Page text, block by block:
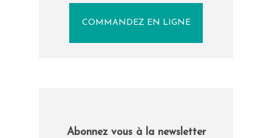
COMMANDEZ EN LIGNE
Abonnez vous à la newsletter